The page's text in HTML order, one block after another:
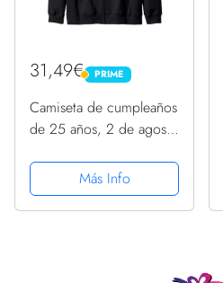
31,49€ PRIME
PRIME
Camiseta de cumpleaños
de 25 años, 2 de agosto
cumpleaños Sudadera
con Capucha
Más Info